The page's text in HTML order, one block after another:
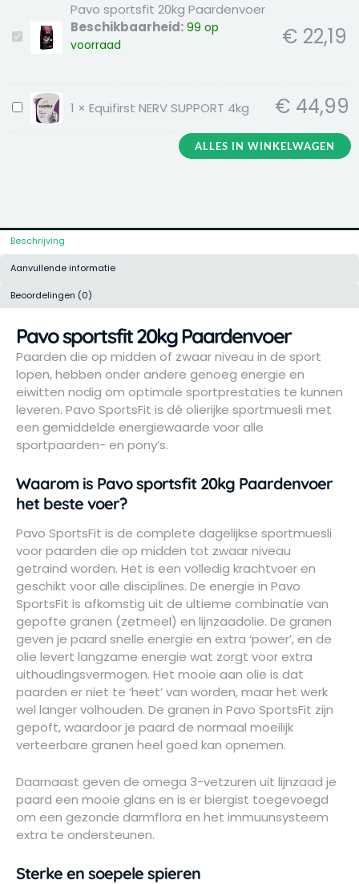
Pavo
Paardenvoer
Pavo sportsfit 20kg Paardenvoer
Beschikbaarheid: 99 op
voorraad
€ 22,19
Equifirst
NERV
1 × Equifirst NERV SUPPORT 4kg € 44,99
ALLES IN WINKELWAGEN
Beschrijving
Aanvullende informatie
Beoordelingen (0)
Pavo sportsfit 20kg Paardenvoer
Paarden die op midden of zwaar niveau in de sport
lopen, hebben onder andere genoeg energie en
eiwitten nodig om optimale sportprestaties te kunnen
leveren. Pavo SportsFit is dé olierijke sportmuesli met
een gemiddelde energiewaarde voor alle
sportpaarden- en pony’s.
Waarom is Pavo sportsfit 20kg Paardenvoer
het beste voer?
Pavo SportsFit is de complete dagelijkse sportmuesli
voor paarden die op midden tot zwaar niveau
getraind worden. Het is een volledig krachtvoer en
geschikt voor alle disciplines. De energie in Pavo
SportsFit is afkomstig uit de ultieme combinatie van
gepofte granen (zetmeel) en lijnzaadolie. De granen
geven je paard snelle energie en extra ‘power’, en de
olie levert langzame energie wat zorgt voor extra
uithoudingsvermogen. Het mooie aan olie is dat
paarden er niet te ‘heet’ van worden, maar het werk
wel langer volhouden. De granen in Pavo SportsFit zijn
gepoft, waardoor je paard de normaal moeilijk
verteerbare granen heel goed kan opnemen.
Daarnaast geven de omega 3-vetzuren uit lijnzaad je
paard een mooie glans en is er biergist toegevoegd
om een gezonde darmflora en het immuunsysteem
extra te ondersteunen.
Sterke en soepele spieren